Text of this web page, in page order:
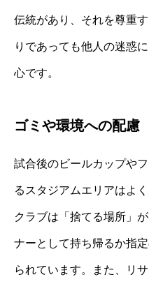
伝統があり、それを尊重
りであっても他人の迷惑
心です。
ゴミや環境への配慮
試合後のビールカップや
るスタジアムエリアはよ
クラブは「捨てる場所」
ナーとして持ち帰るか指
られています。また、リ